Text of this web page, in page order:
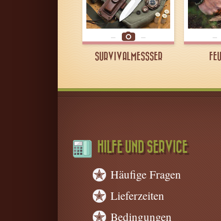
SURVIVALMESSSER
HILFE UND SERVICE
Häufige Fragen
Lieferzeiten
Bedingungen